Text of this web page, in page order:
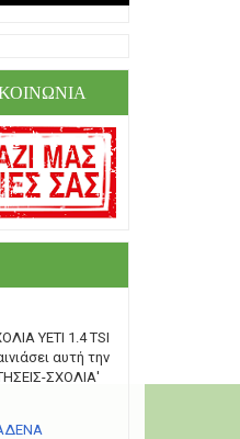
YETI 1.4 TSI
αυτή την
ΣΧΟΛΙΑ'